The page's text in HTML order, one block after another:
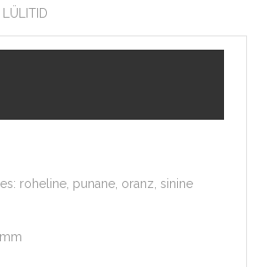
LÜLITID
roheline, punane, oranz, sinine